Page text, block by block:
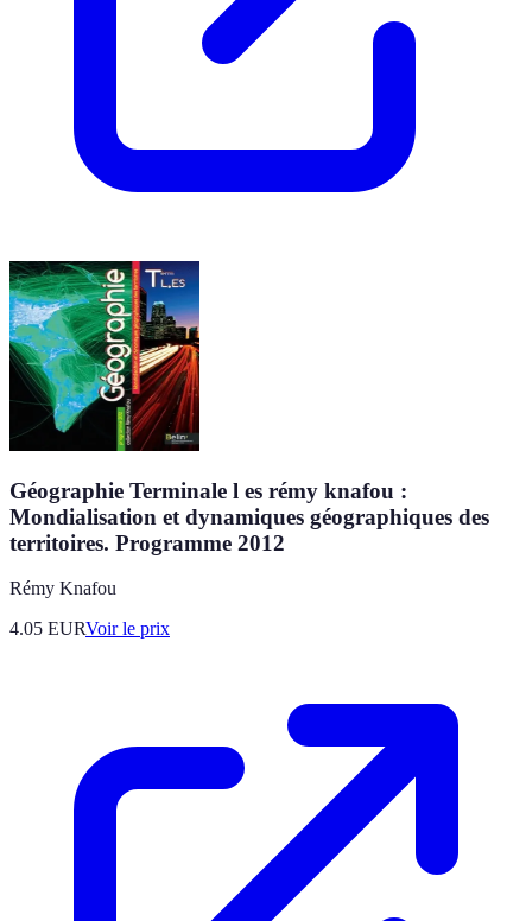
Géographie Terminale l es rémy knafou :
Mondialisation et dynamiques géographiques des
territoires. Programme 2012
Rémy Knafou
4.05 EURVoir le prix